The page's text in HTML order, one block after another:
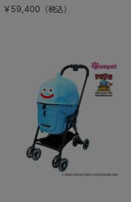
ラーが登場！
￥59,400